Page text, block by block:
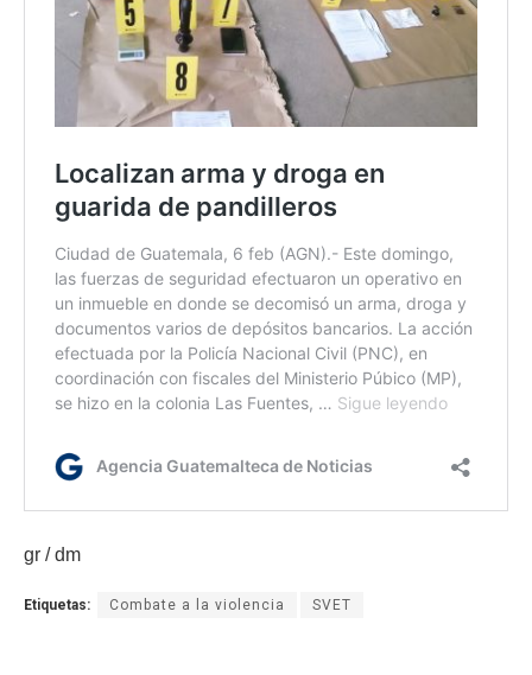
gr / dm
Etiquetas: Combate a la violencia SVET